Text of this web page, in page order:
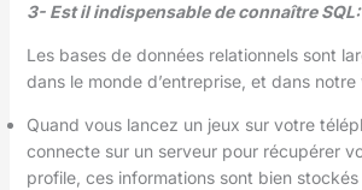
3- Est il indispensable de connaître SQL:
Les bases de données relationnels sont
dans le monde d’entreprise, et dans
Quand vous lancez un jeux sur votre
connecte sur un serveur pour récupérer
profile, ces informations sont bien